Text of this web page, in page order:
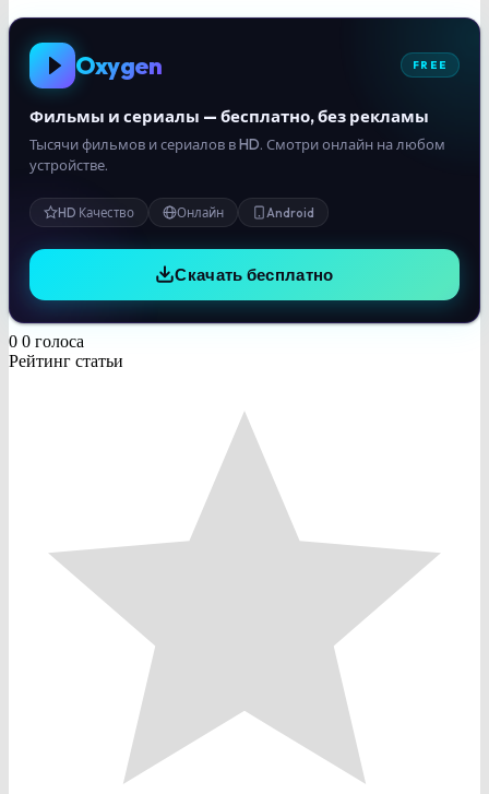
Oxygen FREE
Фильмы и сериалы — бесплатно, без рекламы
Тысячи фильмов и сериалов в HD. Смотри онлайн на любом
устройстве.
HD Качество Онлайн Android
Скачать бесплатно
0 0 голоса
Рейтинг статьи